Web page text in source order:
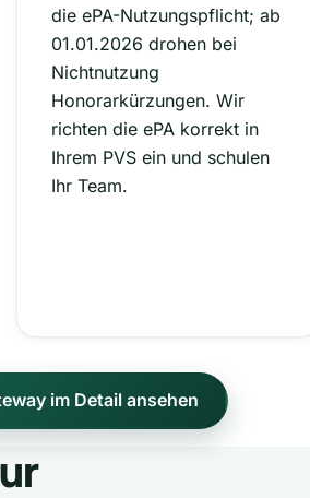
die ePA-Nutzungspflicht; ab
01.01.2026 drohen bei
Nichtnutzung
Honorarkürzungen. Wir
richten die ePA korrekt in
Ihrem PVS ein und schulen
Ihr Team.
im Detail ansehen